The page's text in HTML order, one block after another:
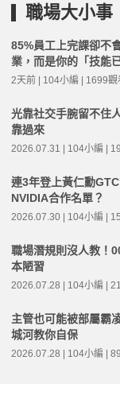
職場大小事
85%員工上完課卻不
業，而是你的「技能
2天前 | 104小編 | 1699觀
光靠社交手腕留不住
靠過來
2026.07.31 | 104小編 |
連3年登上黃仁勳
NVIDIA合作名單？
2026.07.30 | 104小編 |
職場潛規則沒人教！
本陋習
2026.07.28 | 104小編 |
主管也可能被部屬霸
城河教你自保
2026.07.28 | 104小編 |